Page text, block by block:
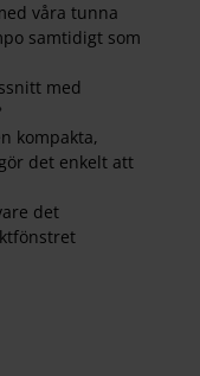
våra tunna
samtidigt som
med
kompakta,
det enkelt att
det